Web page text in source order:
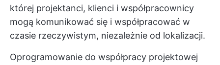
której projektanci, klienci i współpracownicy
mogą komunikować się i współpracować w
czasie rzeczywistym, niezależnie od lokalizacji.
Oprogramowanie do współpracy projektowej